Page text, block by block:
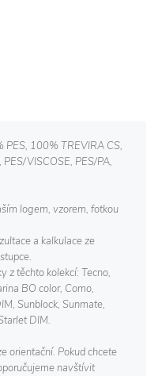
100% TREVIRA CS,
VISCOSE, PES/PA,
logem, vzorem, fotkou
a kalkulace ze
z těchto kolekcí: Tecno,
BO color, Como,
Sunblock, Sunmate,
DIM.
orientační. Pokud chcete
navštívit